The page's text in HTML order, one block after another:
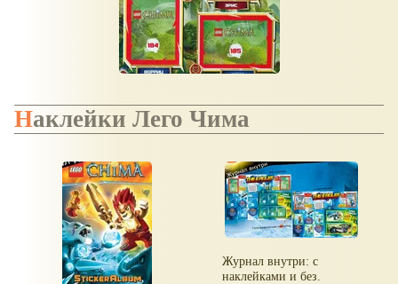
Наклейки Лего Чима
Журнал внутри: с
наклейками и без.